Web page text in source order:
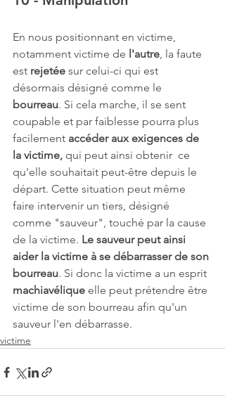
En nous positionnant en victime,
notamment victime de l'autre, la faute
est rejetée sur celui-ci qui est
désormais désigné comme le
bourreau. Si cela marche, il se sent
coupable et par faiblesse pourra plus
facilement accéder aux exigences de
la victime, qui peut ainsi obtenir  ce
qu'elle souhaitait peut-être depuis le
départ. Cette situation peut même
faire intervenir un tiers, désigné
comme "sauveur", touché par la cause
de la victime. Le sauveur peut ainsi
aider la victime à se débarrasser de son
bourreau. Si donc la victime a un esprit
machiavélique elle peut prétendre être
victime de son bourreau afin qu'un
sauveur l'en débarrasse.
victime